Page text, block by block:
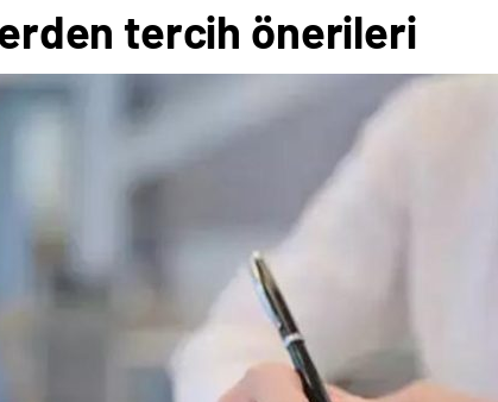
tercih önerileri